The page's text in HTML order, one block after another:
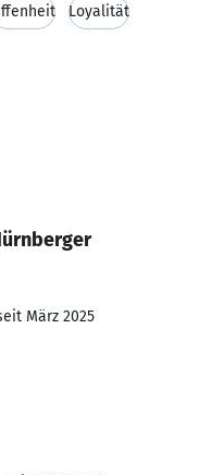
Loyalität
März 2025